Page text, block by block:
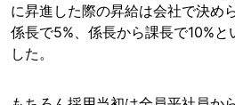
に昇進した際の昇給は会社で決め
係長で5%、係長から課長で10%と
した。